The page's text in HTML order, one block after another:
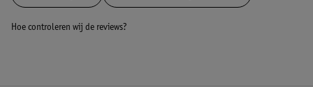
Hoe controleren wij de reviews?